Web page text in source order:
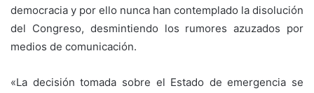
democracia y por ello nunca han contemplado la disolución
del Congreso, desmintiendo los rumores azuzados por
medios de comunicación.
«La decisión tomada sobre el Estado de emergencia se